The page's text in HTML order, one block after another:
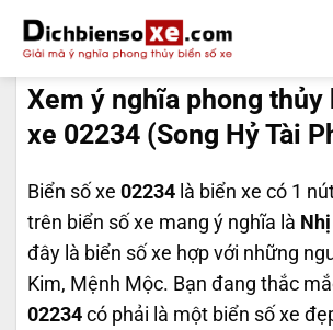
qua
nội
dungXem ý nghĩa phong thủy
xe 02234 (Song Hỷ Tài
Biển số xe 02234 là biển xe có 1
trên biển số xe mang ý nghĩa là
đây là biển số xe hợp với những
Kim, Mệnh Mộc. Bạn đang thắc
02234 có phải là một biển số xe